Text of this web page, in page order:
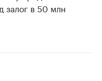
залог в 50 млн